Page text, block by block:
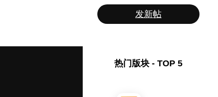
发新帖
热门版块 - TOP 5